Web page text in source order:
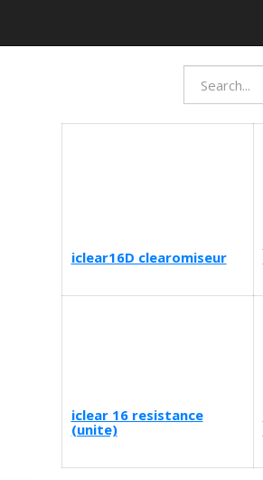
iclear16D clearomiseur
iclear 16 resistance
(unite)